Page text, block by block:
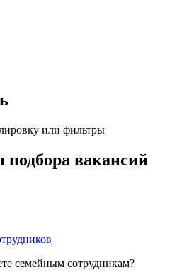
или фильтры
вакансий
семейным сотрудникам?